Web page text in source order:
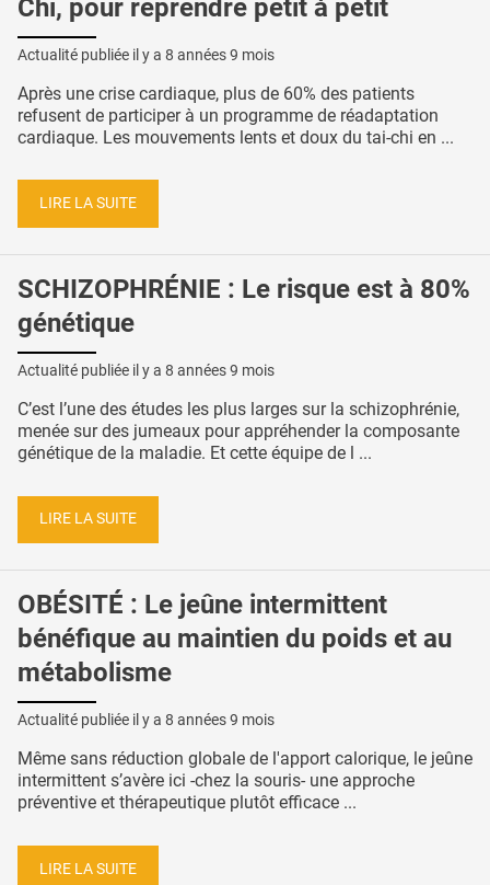
Chi, pour reprendre petit à petit
Actualité publiée il y a 8 années 9 mois
Après une crise cardiaque, plus de 60% des patients
refusent de participer à un programme de réadaptation
cardiaque. Les mouvements lents et doux du tai-chi en ...
LIRE LA SUITE
SCHIZOPHRÉNIE : Le risque est à 80%
génétique
Actualité publiée il y a 8 années 9 mois
C’est l’une des études les plus larges sur la schizophrénie,
menée sur des jumeaux pour appréhender la composante
génétique de la maladie. Et cette équipe de l ...
LIRE LA SUITE
OBÉSITÉ : Le jeûne intermittent
bénéfique au maintien du poids et au
métabolisme
Actualité publiée il y a 8 années 9 mois
Même sans réduction globale de l'apport calorique, le jeûne
intermittent s’avère ici -chez la souris- une approche
préventive et thérapeutique plutôt efficace ...
LIRE LA SUITE